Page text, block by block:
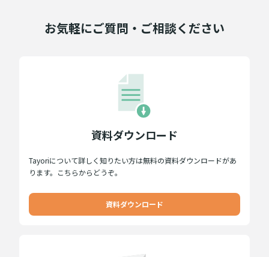
お気軽にご質問・ご相談ください
資料ダウンロード
Tayoriについて詳しく知りたい方は無料の資料ダウンロードがあ
ります。こちらからどうぞ。
資料ダウンロード